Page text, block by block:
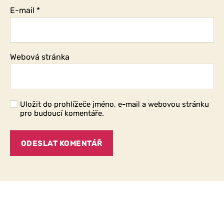
E-mail *
Webová stránka
Uložit do prohlížeče jméno, e-mail a webovou stránku
pro budoucí komentáře.